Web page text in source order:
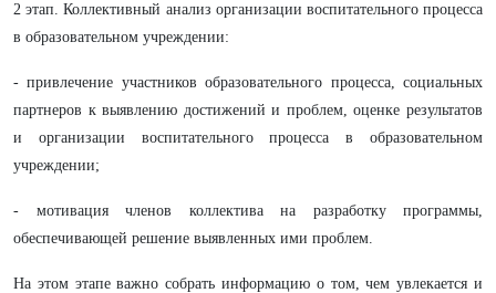
2 этап. Коллективный анализ организации воспитательного процесса
в образовательном учреждении:
- привлечение участников образовательного процесса, социальных
партнеров к выявлению достижений и проблем, оценке результатов
и организации воспитательного процесса в образовательном
учреждении;
- мотивация членов коллектива на разработку программы,
обеспечивающей решение выявленных ими проблем.
На этом этапе важно собрать информацию о том, чем увлекается и